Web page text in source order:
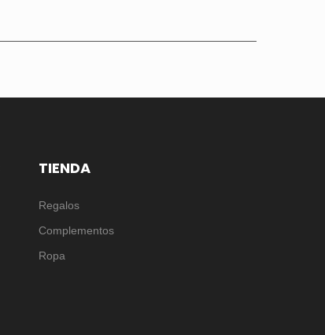
TIENDA
Regalos
Complementos
Ropa